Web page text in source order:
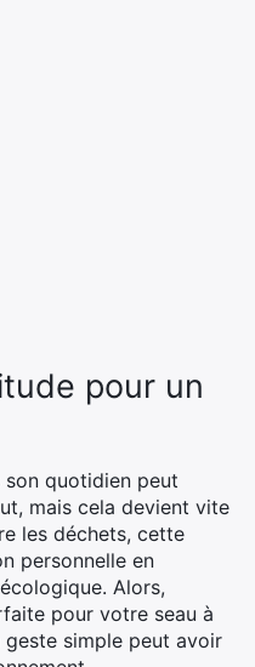
pour un
quotidien peut
mais cela devient vite
les déchets, cette
personnelle en
Alors,
pour votre seau à
geste simple peut avoir